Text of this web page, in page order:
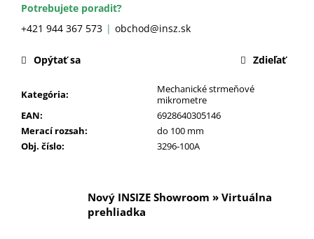
Potrebujete poradiť?
+421 944 367 573
obchod@insz.sk
Kategória:
Mechanické strmeňové
mikrometre
EAN:
6928640305146
Merací rozsah:
do 100 mm
Obj. číslo: 3296-100A
Opýtať sa Zdieľať
Nový INSIZE Showroom » Virtuálna
prehliadka